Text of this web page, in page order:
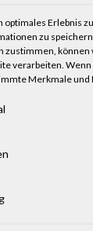
optimales Erlebnis
zu
zustimmen, können
verarbeiten.
Merkmale